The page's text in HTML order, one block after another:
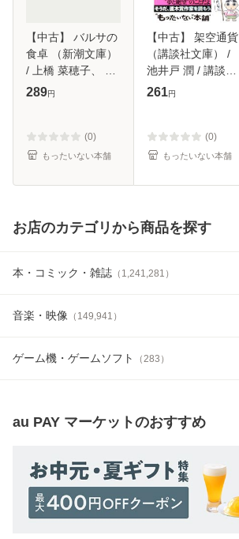
【中古】 バルサの
食卓 （新潮文庫）
/ 上橋 菜穂子、 チ
ーム北海道 / 新潮
289円
(0)
もったいない本舗
【中古】 架空通貨
（講談社文庫） /
池井戸 潤 / 講談社
[文庫]【メール便送
261円
(0)
もったいない本舗
お店のカテゴリから商品を探す
本・コミック・雑誌 （ 1,241,281 ）
音楽・映像 （ 149,941 ）
ゲーム機・ゲームソフト （283 ）
au PAY マーケットのおすすめ